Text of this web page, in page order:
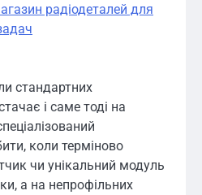
радіодеталей для
стандартних
і саме тоді на
коли терміново
чи унікальний модуль
а на непрофільних